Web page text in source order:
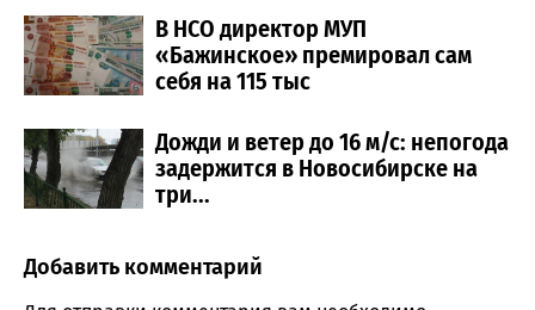
В НСО директор МУП
«Бажинское» премировал сам
себя на 115 тыс
Дожди и ветер до 16 м/с: непогода
задержится в Новосибирске на
три...
Comment section
Добавить комментарий